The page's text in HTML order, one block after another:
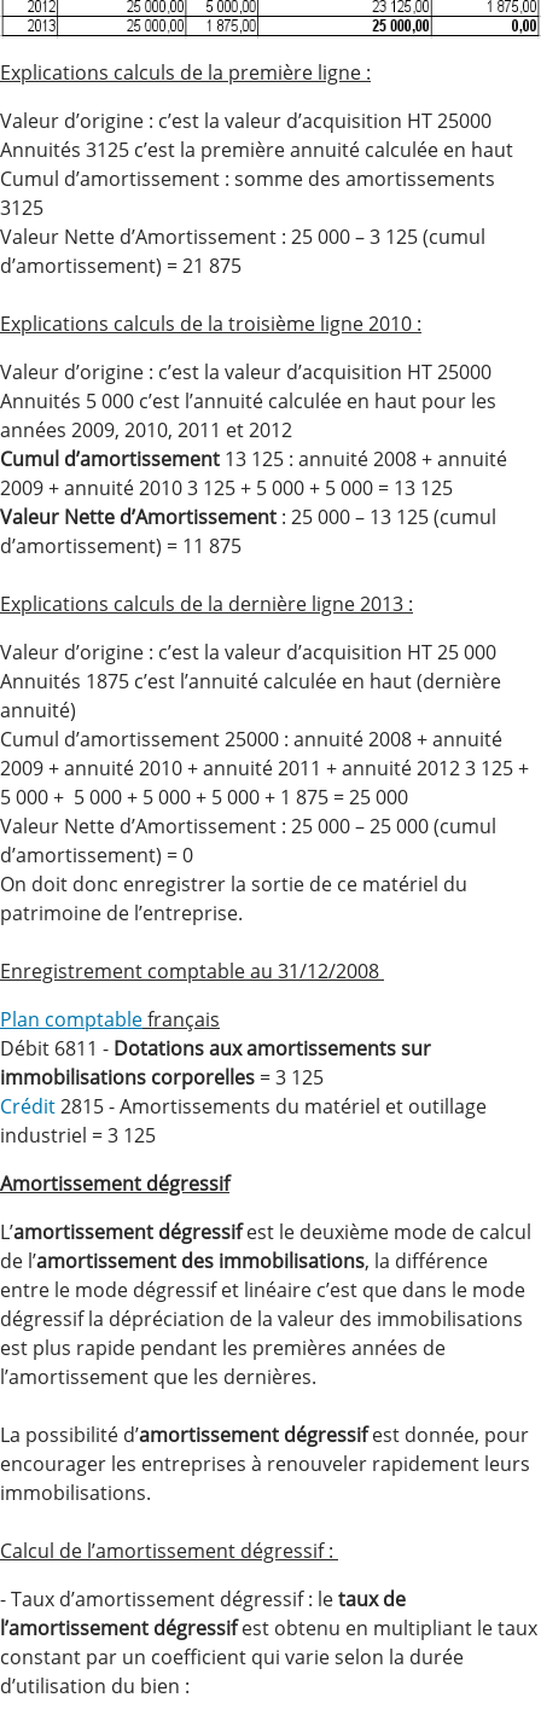
Explications calculs de la première ligne :
Valeur d’origine : c’est la valeur d’acquisition HT 25000
Annuités 3125 c’est la première annuité calculée en haut
Cumul d’amortissement : somme des amortissements
3125
Valeur Nette d’Amortissement : 25 000 – 3 125 (cumul
d’amortissement) = 21 875
Explications calculs de la troisième ligne 2010 :
Valeur d’origine : c’est la valeur d’acquisition HT 25000
Annuités 5 000 c’est l’annuité calculée en haut pour les
années 2009, 2010, 2011 et 2012
Cumul d’amortissement 13 125 : annuité 2008 + annuité
2009 + annuité 2010 3 125 + 5 000 + 5 000 = 13 125
Valeur Nette d’Amortissement : 25 000 – 13 125 (cumul
d’amortissement) = 11 875
Explications calculs de la dernière ligne 2013 :
Valeur d’origine : c’est la valeur d’acquisition HT 25 000
Annuités 1875 c’est l’annuité calculée en haut (dernière
annuité)
Cumul d’amortissement 25000 : annuité 2008 + annuité
2009 + annuité 2010 + annuité 2011 + annuité 2012 3 125 +
5 000 + 5 000 + 5 000 + 5 000 + 1 875 = 25 000
Valeur Nette d’Amortissement : 25 000 – 25 000 (cumul
d’amortissement) = 0
On doit donc enregistrer la sortie de ce matériel du
patrimoine de l’entreprise.
Enregistrement comptable au 31/12/2008
Plan comptablefrançais
Débit 6811 - Dotations aux amortissements sur
immobilisations corporelles = 3 125
Crédit2815 - Amortissements du matériel et outillage
industriel = 3 125
Amortissement dégressif
L’amortissement dégressifest le deuxième mode de calcul
de l’amortissement des immobilisations, la différence
entre le mode dégressif et linéaire c’est que dans le mode
dégressif la dépréciation de la valeur des immobilisations
est plus rapide pendant les premières années de
l’amortissement que les dernières.
La possibilité d’amortissement dégressifest donnée, pour
encourager les entreprises à renouveler rapidement leurs
immobilisations.
Calcul de l’amortissement dégressif :
- Taux d’amortissement dégressif : letaux de
l’amortissement dégressifest obtenu en multipliant le taux
constant par un coefficient qui varie selon la durée
d’utilisation du bien :